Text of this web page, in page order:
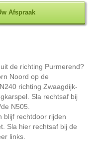
Afspraak
de richting Purmerend?
Noord op de
richting Zwaagdijk-
Sla rechtsaf bij
N505.
blijf rechtdoor rijden
Sla hier rechtsaf bij de
links.